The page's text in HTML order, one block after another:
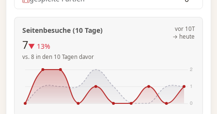
Seitenbesuche (10 Tage)
7▼ 13%
vs. 8 in den 10 Tagen davor
vor 10T
→ heute